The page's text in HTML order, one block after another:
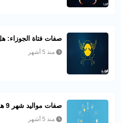
صفات فتاة الجوزاء:
منذ 5 أشهر
صفات مواليد شهر 9 هل أنت من بينهم؟
منذ 5 أشهر